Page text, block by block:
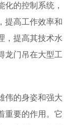
的控制系统，
提高工作效率和
，提高其技术水
龙门吊在大型工
伟的身姿和强大
重要的作用。它